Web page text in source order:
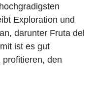
Exploration und
darunter Fruta del
ist es gut
den